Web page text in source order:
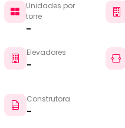
Unidades por
torre
-
Elevadores
-
Construtora
-